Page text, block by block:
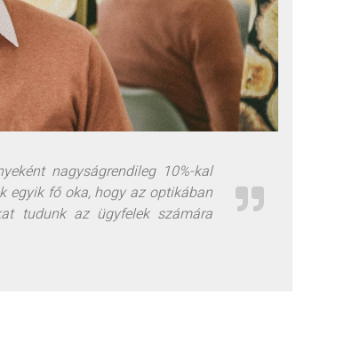
nagyságrendileg 10%-kal
egyik fő oka, hogy az optikában
tudunk az ügyfelek számára